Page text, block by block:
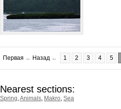
Первая ← Назад ← 1 2 3 4 5
Nearest sections:
Spring,Animals, Makro, Sea